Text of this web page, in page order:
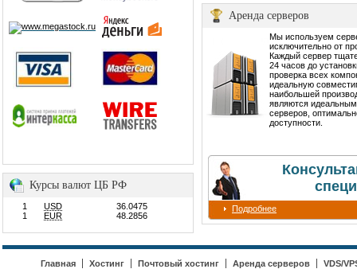
Курсы валют ЦБ РФ
1 USD
36.0475
1
EUR 48.2856
Аренда серверов
Мы используем
исключительно от
Каждый сервер
24 часов до
проверка всех
идеальную
наибольшей
являются
серверов,
доступности.
Подробнее
Главная Хостинг Почтовый хостинг Аренда серверов VDS/